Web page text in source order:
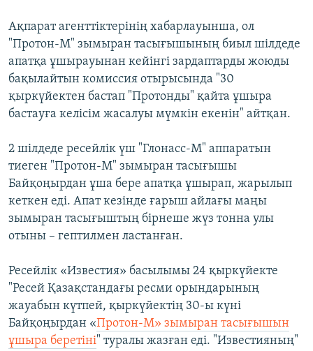
Ақпарат агенттіктерінің хабарлауынша, ол
"Протон-М" зымыран тасығышының биыл шілдеде
апатқа ұшырауынан кейінгі зардаптарды жоюды
бақылайтын комиссия отырысында "30
қыркүйектен бастап "Протонды" қайта ұшыра
бастауға келісім жасалуы мүмкін екенін" айтқан.
2 шілдеде ресейлік үш "Глонасс-М" аппаратын
тиеген "Протон-М" зымыран тасығышы
Байқоңырдан ұша бере апатқа ұшырап, жарылып
кеткен еді. Апат кезінде ғарыш айлағы маңы
зымыран тасығыштың бірнеше жүз тонна улы
отыны – гептилмен ластанған.
Ресейлік «Известия» басылымы 24 қыркүйекте
"Ресей Қазақстандағы ресми орындарының
жауабын күтпей, қыркүйектің 30-ы күні
Байқоңырдан «Протон-М» зымыран тасығышын
ұшыра беретіні" туралы жазған еді. "Известияның"